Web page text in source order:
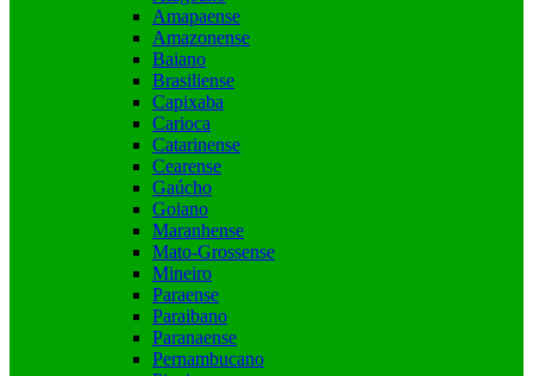
Amapaense
Amazonense
Baiano
Brasiliense
Capixaba
Carioca
Catarinense
Cearense
Gaúcho
Goiano
Maranhense
Mato-Grossense
Mineiro
Paraense
Paraibano
Paranaense
Pernambucano